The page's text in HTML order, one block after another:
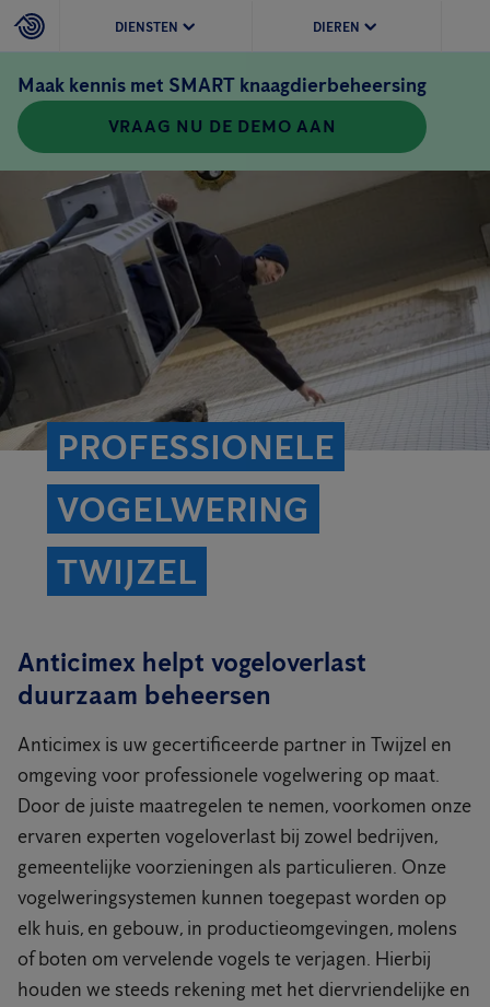
DIENSTEN DIEREN
Maak kennis met SMART knaagdierbeheersing
VRAAG NU DE DEMO AAN
PROFESSIONELE
VOGELWERING
TWIJZEL
Anticimex helpt vogeloverlast
duurzaam beheersen
Anticimex is uw gecertificeerde partner in Twijzel en
omgeving voor professionele vogelwering op maat.
Door de juiste maatregelen te nemen, voorkomen onze
ervaren experten vogeloverlast bij zowel bedrijven,
gemeentelijke voorzieningen als particulieren. Onze
vogelweringsystemen kunnen toegepast worden op
elk huis, en gebouw, in productieomgevingen, molens
of boten om vervelende vogels te verjagen. Hierbij
houden we steeds rekening met het diervriendelijke en